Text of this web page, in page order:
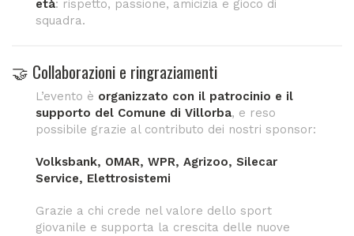
età: rispetto, passione, amicizia e gioco di
squadra.
🤝 Collaborazioni e ringraziamenti
L’evento è organizzato con il patrocinio e il
supporto del Comune di Villorba, e reso
possibile grazie al contributo dei nostri sponsor:
Volksbank, OMAR, WPR, Agrizoo, Silecar
Service, Elettrosistemi
Grazie a chi crede nel valore dello sport
giovanile e supporta la crescita delle nuove